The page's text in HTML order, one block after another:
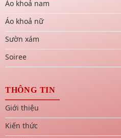
Áo khoả nam
Áo khoả nữ
Sườn xám
Soiree
THÔNG TIN
Giới thiệu
Kiến thức